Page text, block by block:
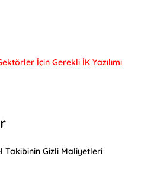
İçin Gerekli İK Yazılımı
Takibinin Gizli Maliyetleri